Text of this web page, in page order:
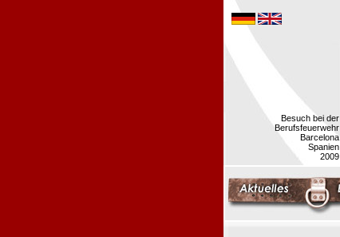
Besuch bei der
Berufsfeuerwehr
Barcelona
Spanien
2009